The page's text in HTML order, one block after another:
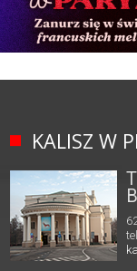
KALISZ W